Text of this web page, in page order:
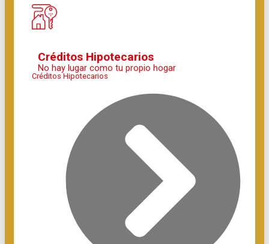
Créditos Hipotecarios
No hay lugar como tu propio hogar
Créditos Hipotecarios